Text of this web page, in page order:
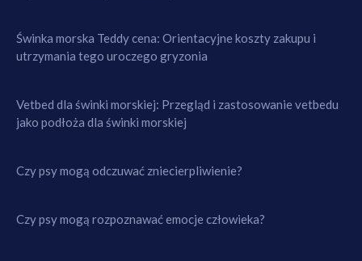
Świnka morska Teddy cena: Orientacyjne koszty zakupu i
utrzymania tego uroczego gryzonia
Vetbed dla świnki morskiej: Przegląd i zastosowanie vetbedu
jako podłoża dla świnki morskiej
Czy psy mogą odczuwać zniecierpliwienie?
Czy psy mogą rozpoznawać emocje człowieka?